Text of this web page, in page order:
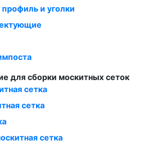
и уголки
для сборки москитных сеток
сетка
сетка
сетка